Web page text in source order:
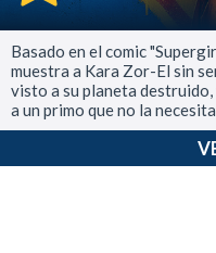
Basado en el comic
muestra a Kara Zor-El sin
visto a su planeta
a un primo que no la